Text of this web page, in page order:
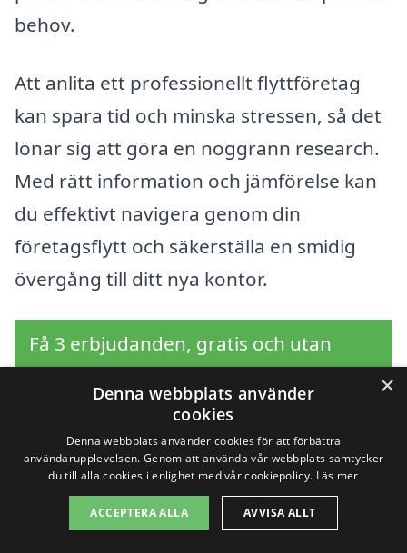
behov.
Att anlita ett professionellt flyttföretag
kan spara tid och minska stressen, så det
lönar sig att göra en noggrann research.
Med rätt information och jämförelse kan
du effektivt navigera genom din
företagsflytt och säkerställa en smidig
övergång till ditt nya kontor.
Få 3 erbjudanden, gratis och utan
Sök efter en
professionell för
×
Denna webbplats använder
cookies
Denna webbplats använder cookies för att förbättra
användarupplevelsen. Genom att använda vår webbplats samtycker
du till alla cookies i enlighet med vår cookiepolicy. Läs mer
ACCEPTERA ALLA AVVISA ALLT